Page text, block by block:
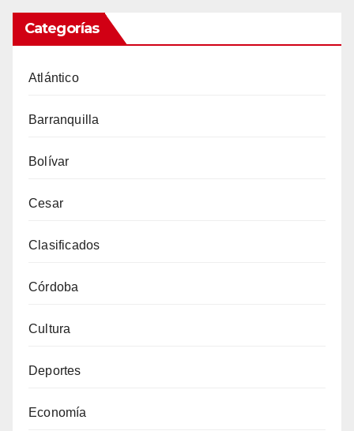
Categorías
Atlántico
Barranquilla
Bolívar
Cesar
Clasificados
Córdoba
Cultura
Deportes
Economía